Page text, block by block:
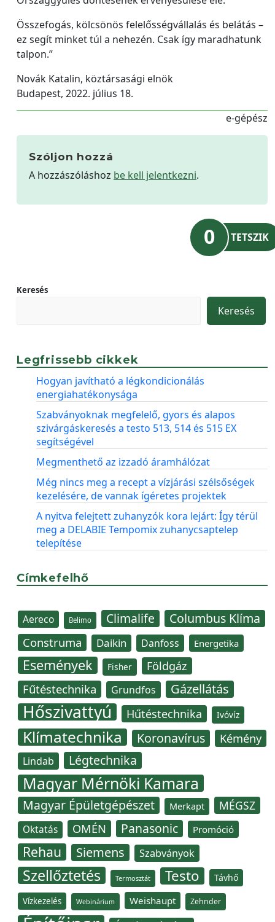
Összefogás, kölcsönös felelősségvállalás és belátás –
ez segít minket túl a nehezén. Csak így maradhatunk
talpon.”
Novák Katalin, köztársasági elnök
Budapest, 2022. július 18.
e-gépész
Szóljon hozzá
A hozzászóláshoz be kell jelentkezni.
0 TETSZIK
Keresés
Keresés
Legfrissebb cikkek
Hogyan javítható a légkondicionálás
energiahatékonysága
Szabványoknak megfelelő, gyors és alapos
szivárgáskeresés a testo 513, 514 és 515 EX
segítségével
Megmenthető az izzadó áramhálózat
Még nincs meg a recept a vízjárási szélsőségek
kezelésére, de vannak ígéretes projektek
A nyitva felejtett zuhanyzók kora lejárt: Így térül
meg a DELABIE Tempomix zuhanycsaptelep
telepítése
Címkefelhő
Aereco Belimo Climalife Columbus Klíma
Construma Daikin Danfoss Energetika
Események Fisher Földgáz
Fűtéstechnika Grundfos Gázellátás
Hőszivattyú Hűtéstechnika Ivóvíz
Klímatechnika Koronavírus Kémény
Lindab Légtechnika
Magyar Mérnöki Kamara
Magyar Épületgépészet Merkapt MÉGSZ
Oktatás OMÉN Panasonic Promóció
Rehau Siemens Szabványok
Szellőztetés Termosztát Testo Távhő
Vízkezelés Webinárium Weishaupt Zehnder